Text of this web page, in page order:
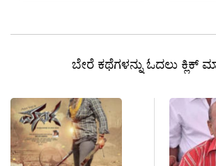
ಬೇರೆ ಕಥೆಗಳನ್ನು ಓದಲು ಕ್ಲಿಕ್